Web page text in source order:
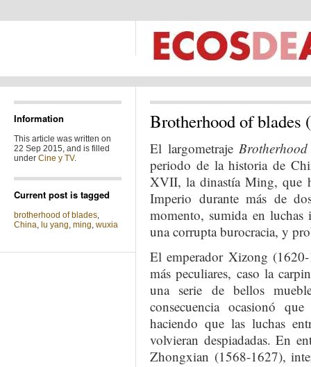
Information
This article was written on
22 Sep 2015, and is filled
under Cine y TV.
Current post is tagged
brotherhood of blades,
China, lu yang, ming, wuxia
Brotherhood of blades
El largometraje
periodo de la historia de
XVII, la dinastía Ming, que
Imperio durante más de
momento, sumida en luchas
una corrupta burocracia, y
El emperador Xizong
más peculiares, caso la
una serie de bellos
consecuencia ocasionó
haciendo que las luchas
volvieran despiadadas. En
Zhongxian (1568-1627),